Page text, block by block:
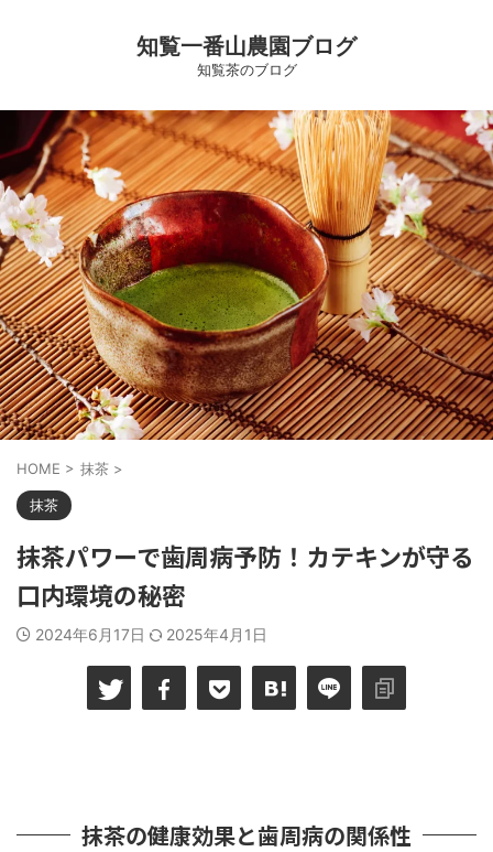
知覧一番山農園ブログ
知覧茶のブログ
HOME > 抹茶 >
抹茶
抹茶パワーで歯周病予防！カテキンが守る
口内環境の秘密
2024年6月17日 2025年4月1日
抹茶の健康効果と歯周病の関係性